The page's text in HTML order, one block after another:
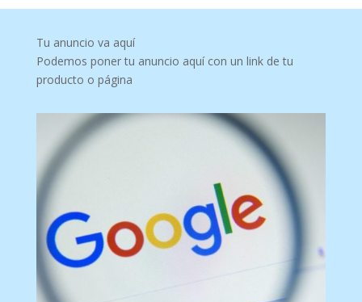
Tu anuncio va aquí
Podemos poner tu anuncio aquí con un link de tu
producto o página